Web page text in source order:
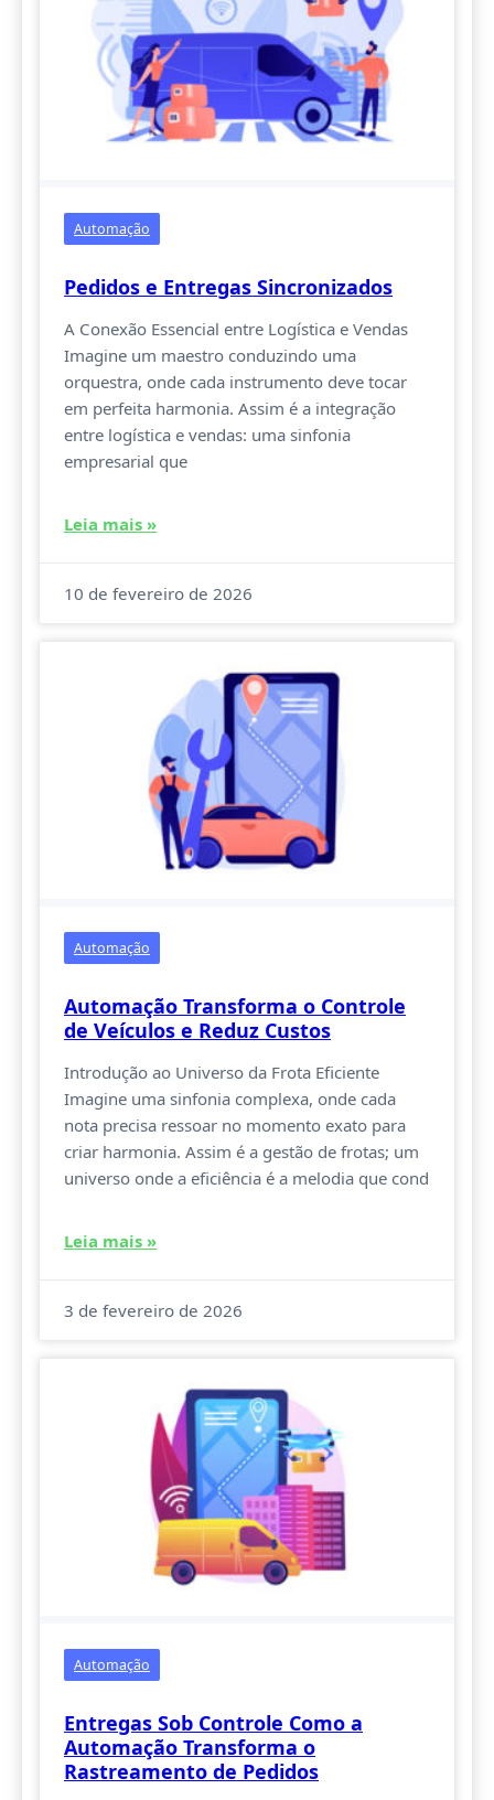
Automação
Pedidos e Entregas Sincronizados
A Conexão Essencial entre Logística e Vendas
Imagine um maestro conduzindo uma
orquestra, onde cada instrumento deve tocar
em perfeita harmonia. Assim é a integração
entre logística e vendas: uma sinfonia
empresarial que
Leia mais »
10 de fevereiro de 2026
Automação
Automação Transforma o Controle
de Veículos e Reduz Custos
Introdução ao Universo da Frota Eficiente
Imagine uma sinfonia complexa, onde cada
nota precisa ressoar no momento exato para
criar harmonia. Assim é a gestão de frotas; um
universo onde a eficiência é a melodia que cond
Leia mais »
3 de fevereiro de 2026
Automação
Entregas Sob Controle Como a
Automação Transforma o
Rastreamento de Pedidos